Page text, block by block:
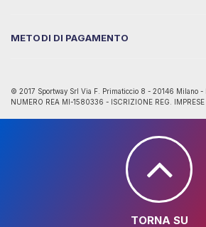
METODI DI PAGAMENTO
© 2017 Sportway Srl Via F. Primaticcio 8 - 20146 Milano -
NUMERO REA MI-1580336 - ISCRIZIONE REG.
TORNA SU